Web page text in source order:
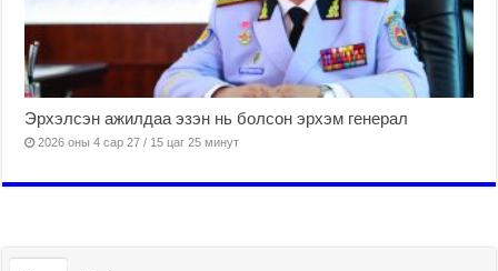
Эрхэлсэн ажилдаа эзэн нь болсон эрхэм генерал
2026 оны 4 сар 27 / 15 цаг 25 минут